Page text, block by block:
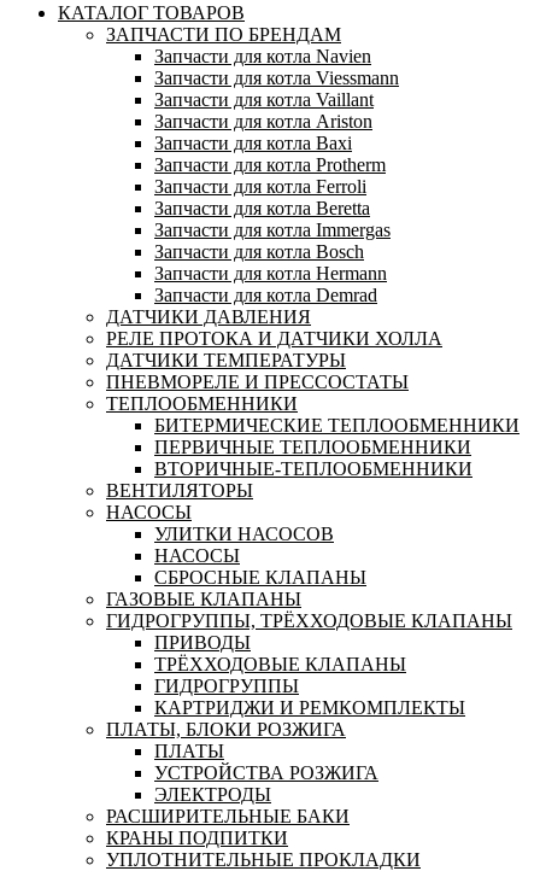
КАТАЛОГ ТОВАРОВ
ЗАПЧАСТИ ПО БРЕНДАМ
Запчасти для котла Navien
Запчасти для котла Viessmann
Запчасти для котла Vaillant
Запчасти для котла Ariston
Запчасти для котла Baxi
Запчасти для котла Protherm
Запчасти для котла Ferroli
Запчасти для котла Beretta
Запчасти для котла Immergas
Запчасти для котла Bosch
Запчасти для котла Hermann
Запчасти для котла Demrad
ДАТЧИКИ ДАВЛЕНИЯ
РЕЛЕ ПРОТОКА И ДАТЧИКИ ХОЛЛА
ДАТЧИКИ ТЕМПЕРАТУРЫ
ПНЕВМОРЕЛЕ И ПРЕССОСТАТЫ
ТЕПЛООБМЕННИКИ
БИТЕРМИЧЕСКИЕ ТЕПЛООБМЕННИКИ
ПЕРВИЧНЫЕ ТЕПЛООБМЕННИКИ
ВТОРИЧНЫЕ-ТЕПЛООБМЕННИКИ
ВЕНТИЛЯТОРЫ
НАСОСЫ
УЛИТКИ НАСОСОВ
НАСОСЫ
СБРОСНЫЕ КЛАПАНЫ
ГАЗОВЫЕ КЛАПАНЫ
ГИДРОГРУППЫ, ТРЁХХОДОВЫЕ КЛАПАНЫ
ПРИВОДЫ
ТРЁХХОДОВЫЕ КЛАПАНЫ
ГИДРОГРУППЫ
КАРТРИДЖИ И РЕМКОМПЛЕКТЫ
ПЛАТЫ, БЛОКИ РОЗЖИГА
ПЛАТЫ
УСТРОЙСТВА РОЗЖИГА
ЭЛЕКТРОДЫ
РАСШИРИТЕЛЬНЫЕ БАКИ
КРАНЫ ПОДПИТКИ
УПЛОТНИТЕЛЬНЫЕ ПРОКЛАДКИ